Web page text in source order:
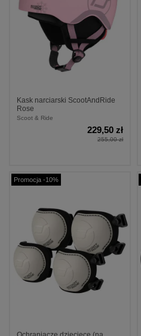
Kask narciarski ScootAndRide
Rose
Scoot & Ride
229,50 zł
255,00 zł
Promocja -10%